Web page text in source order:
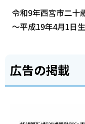
令和9年西宮市二十
～平成19年4月1日生
広告の掲載